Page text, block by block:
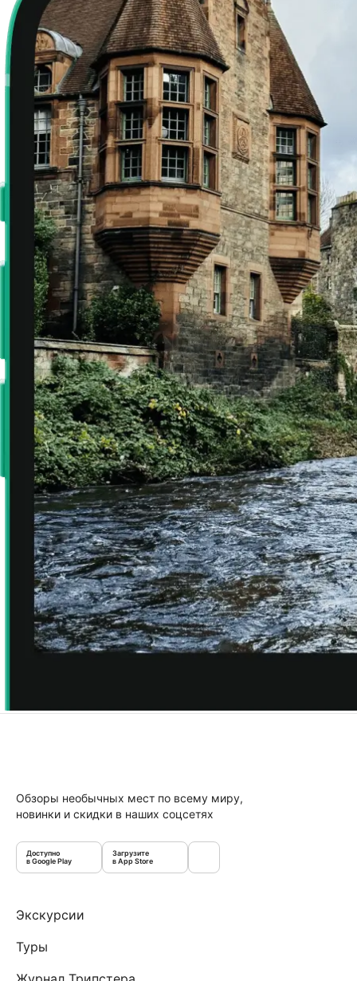
Обзоры необычных мест по всему миру,
новинки и скидки в наших соцсетях
Доступно
в Google Play
Загрузите
в App Store
Экскурсии
Туры